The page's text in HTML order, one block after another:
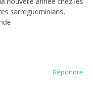
sarregueminians,
Répondre